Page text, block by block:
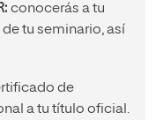
conocerás a tu
tu seminario, así
de
a tu título oficial.